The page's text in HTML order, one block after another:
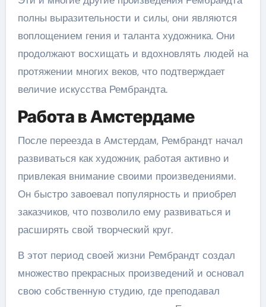
полны выразительности и силы, они являются
воплощением гения и таланта художника. Они
продолжают восхищать и вдохновлять людей на
протяжении многих веков, что подтверждает
величие искусства Рембрандта.
Работа в Амстердаме
После переезда в Амстердам, Рембрандт начал
развиваться как художник, работая активно и
привлекая внимание своими произведениями.
Он быстро завоевал популярность и приобрел
заказчиков, что позволило ему развиваться и
расширять свой творческий круг.
В этот период своей жизни Рембрандт создал
множество прекрасных произведений и основал
свою собственную студию, где преподавал